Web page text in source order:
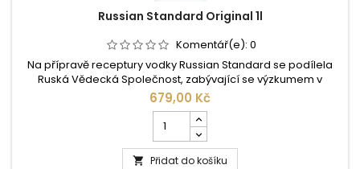
Russian Standard Original 1l
Komentář(e): 0
Na přípravě receptury vodky Russian Standard se podílela
Ruská Vědecká Společnost, zabývající se výzkumem v
oblasti potravinářství, neboť hlavním úkolem při výrobě
tohoto mimořádného produktu bylo dosažení prvotřídní
světové kvality. Tato instituce znovuobjevila výsledky práce
slavného vědce D.I. Mendělejeva z roku 1894, který předsedal
Carské vládní...
679,00 Kč
kusů
produktu
Russian
 Přidat do košíku